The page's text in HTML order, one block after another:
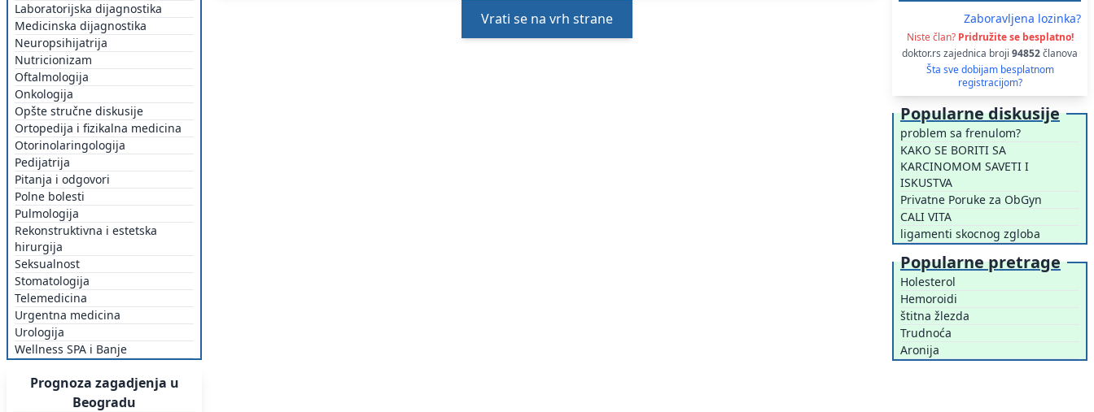
Vrati se na vrh strane
Laboratorijska dijagnostika
Medicinska dijagnostika
Neuropsihijatrija
Nutricionizam
Oftalmologija
Onkologija
Opšte stručne diskusije
Ortopedija i fizikalna medicina
Otorinolaringologija
Pedijatrija
Pitanja i odgovori
Polne bolesti
Pulmologija
Rekonstruktivna i estetska
hirurgija
Seksualnost
Stomatologija
Telemedicina
Urgentna medicina
Urologija
Wellness SPA i Banje
Prognoza zagadjenja u
Beogradu
Zaboravljena lozinka?
Niste član? Pridružite se besplatno!
doktor.rs zajednica broji 94852članova
Šta sve dobijam besplatnom
registracijom?
Popularne diskusije
problem sa frenulom?
KAKO SE BORITI SA
KARCINOMOM SAVETI I
ISKUSTVA
Privatne Poruke za ObGyn
CALI VITA
ligamenti skocnog zgloba
Popularne pretrage
Holesterol
Hemoroidi
štitna žlezda
Trudnoća
Aronija